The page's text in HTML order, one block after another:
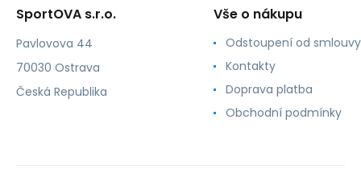
SportOVA s.r.o.
Pavlovova 44
70030 Ostrava
Česká Republika
Vše o nákupu
Odstoupení od smlouvy
Kontakty
Doprava platba
Obchodní podmínky